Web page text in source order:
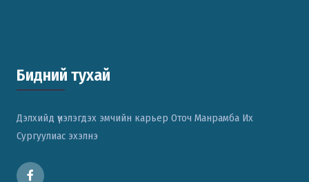
Бидний тухай
Дэлхийд үнэлэгдэх эмчийн карьер Оточ Манрамба Их
Сургуулиас эхэлнэ